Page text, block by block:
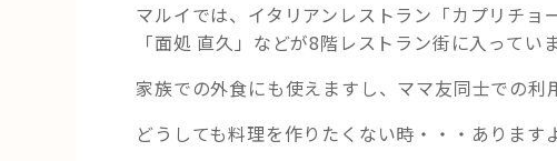
マルイでは、イタリアンレストラン「カプリチ
「面処 直久」などが8階レストラン街に入ってい
家族での外食にも使えますし、ママ友同士での
どうしても料理を作りたくない時・・・あります